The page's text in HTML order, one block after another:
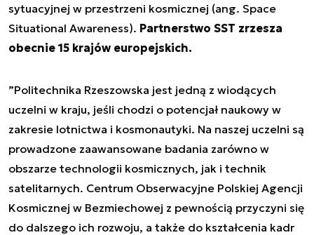
sytuacyjnej w przestrzeni kosmicznej (ang. Space
Situational Awareness). Partnerstwo SST zrzesza
obecnie 15 krajów europejskich.
”Politechnika Rzeszowska jest jedną z wiodących
uczelni w kraju, jeśli chodzi o potencjał naukowy w
zakresie lotnictwa i kosmonautyki. Na naszej uczelni są
prowadzone zaawansowane badania zarówno w
obszarze technologii kosmicznych, jak i technik
satelitarnych. Centrum Obserwacyjne Polskiej Agencji
Kosmicznej w Bezmiechowej z pewnością przyczyni się
do dalszego ich rozwoju, a także do kształcenia kadr